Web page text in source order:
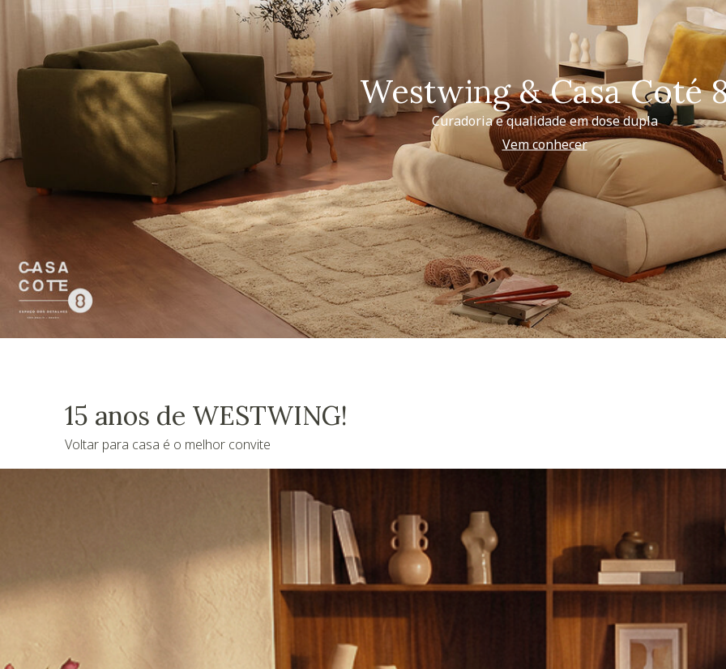
Westwing & Casa Coté
Curadoria e qualidade em dose dupla
Vem conhecer
15 anos de WESTWING!
Voltar para casa é o melhor convite